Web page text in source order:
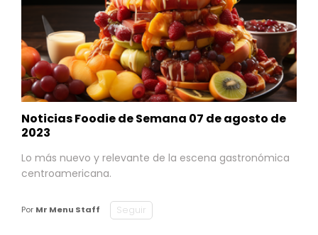
Noticias Foodie de Semana 07 de agosto de
2023
Lo más nuevo y relevante de la escena gastronómica
centroamericana.
Por Mr Menu Staff Seguir